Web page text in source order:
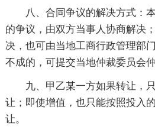
八、合同争议的解决方式：
的争议，由双方当事人协商解决
决，也可由当地工商行政管理部
不成的，可提交当地仲裁委员会仲
九、甲乙某一方如果转让，
让；即使增值，也只能按照投入
让。